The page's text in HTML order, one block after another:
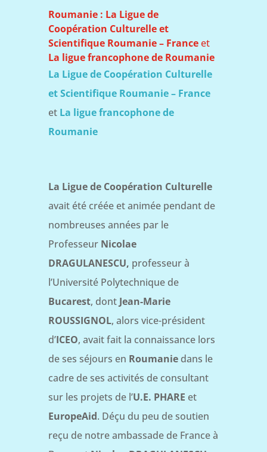
Roumanie : La Ligue de
Coopération Culturelle et
Scientifique Roumanie – Franceet
La ligue francophone de Roumanie
La Ligue de Coopération Culturelle
et Scientifique Roumanie – France
et La ligue francophone de
Roumanie
La Ligue de Coopération Culturelle
avait été créée et animée pendant de
nombreuses années par le
Professeur Nicolae
DRAGULANESCU, professeur à
l’Université Polytechnique de
Bucarest, dont Jean-Marie
ROUSSIGNOL, alors vice-président
d’ICEO, avait fait la connaissance lors
de ses séjours en Roumaniedans le
cadre de ses activités de consultant
sur les projets de l’U.E. PHARE et
EuropeAid. Déçu du peu de soutien
reçu de notre ambassade de France à